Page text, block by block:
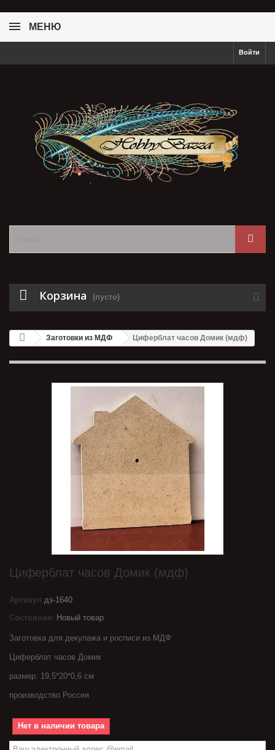
МЕНЮ
Войти
Корзина (пусто)
Заготовки из МДФ Циферблат часов Домик (мдф)
Циферблат часов Домик (мдф)
Артикул дз-1640
Состояние: Новый товар
Заготовка для декупажа и росписи из МДФ
Циферблат часов Домик
размер: 19,5*20*0,6 см
производство Россия
Нет в наличии товара